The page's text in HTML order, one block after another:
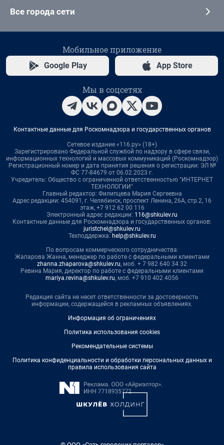
Все города сети
Мобильное приложение
Google Play App Store
Мы в соцсетях
Контактные данные для Роскомнадзора и государственных органов
Сетевое издание «116.ру» (18+)
Зарегистрировано Федеральной службой по надзору в сфере связи,
информационных технологий и массовых коммуникаций (Роскомнадзор)
Регистрационный номер и дата принятия решения о регистрации: ЭЛ №
ФС 77-84679 от 06.02.2023 г.
Учредитель: Общество с ограниченной ответственностью "ИНТЕРНЕТ
ТЕХНОЛОГИИ"
Главный редактор: Филипцева Мария Сергеевна
Адрес редакции: 454091, г. Челябинск, проспект Ленина, 26А, стр.2, 16
этаж, +7 912 62 00 116
Электронный адрес редакции: 116@shkulev.ru
Контактные данные для Роскомнадзора и государственных органов:
juristchel@shkulev.ru
Техподдержка: help@shkulev.ru
По вопросам коммерческого сотрудничества:
Жапарова Жанна, менеджер по работе с федеральными клиентами
zhanna.zhaparova@shkulev.ru, моб. + 7 982 640 34 32
Ревина Мария, директор по работе с федеральными клиентами
mariya.revina@shkulev.ru, моб. +7 910 402 4056
Редакция сайта не несет ответственности за достоверность
информации, содержащейся в рекламных объявлениях.
Информация об ограничениях
Политика использования cookies
Рекомендательные системы
Политика конфиденциальности и обработки персональных данных и
правила использования сайта